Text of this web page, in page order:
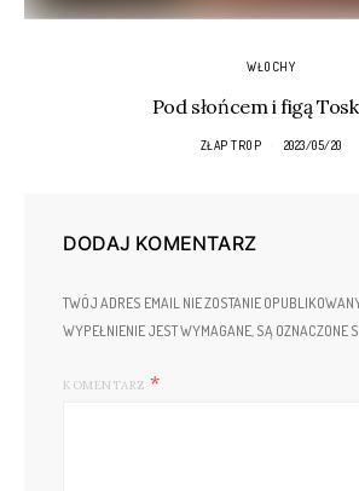
WŁOCHY
Pod słońcem i figą
ZŁAP TROP 2023/05/20
DODAJ KOMENTARZ
TWÓJ ADRES EMAIL NIE ZOSTANIE
WYPEŁNIENIE JEST WYMAGANE, SĄ OZNACZONE
KOMENTARZ